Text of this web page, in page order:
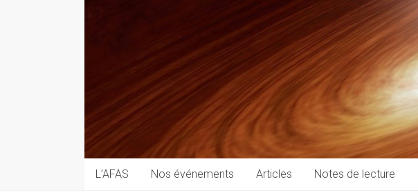
les
techniques
auprès
du
public
L’AFAS Nos événements Articles Notes de lecture